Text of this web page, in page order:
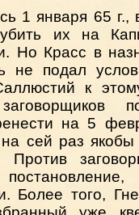
1 января 65 г.,
их на
Но Красс в
не подал
к
на 5
сей раз якобы
Против
Более того,